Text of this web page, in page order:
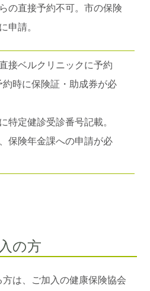
の直接予約不可。市の保険
申請。
接ベルクリニックに予約
約時に保険証・助成券が必
特定健診受診番号記載。
保険年金課への申請が必
の方
は、ご加入の健康保険協会